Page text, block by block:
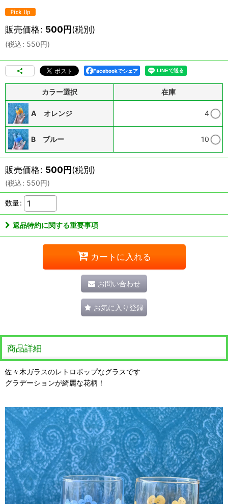
販売価格: 500円(税別)
(税込: 550円)
Facebookでシェア
カラー選択 在庫
A オレンジ 4
B ブルー 10
販売価格: 500円(税別)
(税込: 550円)
数量:
返品特約に関する重要事項
カートに入れる
お問い合わせ
お気に入り登録
商品詳細
佐々木ガラスのレトロポップなグラスです
グラデーションが綺麗な花柄！